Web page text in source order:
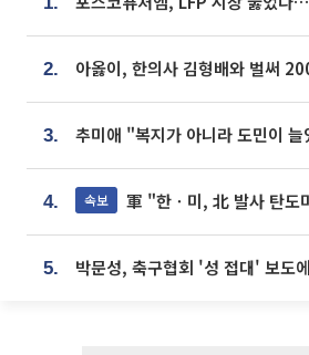
2.
3.
4. 속보 軍 "한ㆍ미, 北 발사 탄도미사일
5.